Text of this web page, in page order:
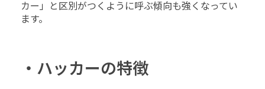
カー」と区別がつくように呼ぶ傾向も強くなってい
ます。
・ハッカーの特徴